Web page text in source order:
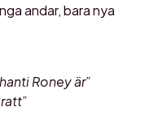
andar, bara nya
Roney är”